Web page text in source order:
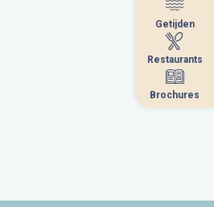
Getijden
Restaurants
Brochures